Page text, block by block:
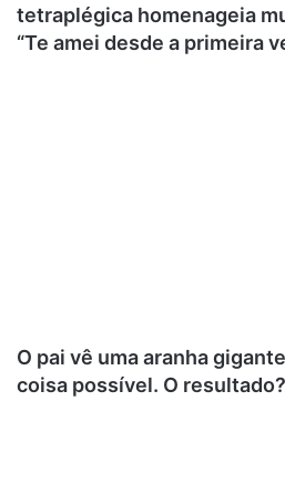
tetraplégica homenageia
“Te amei desde a primeira
O pai vê uma aranha
coisa possível. O